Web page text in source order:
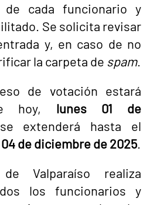
de cada funcionario y
Se solicita revisar
y, en caso de no
la carpeta de spam.
de votación estará
hoy, lunes 01 de
extenderá hasta el
de diciembre de 2025
Valparaíso realiza
los funcionarios y